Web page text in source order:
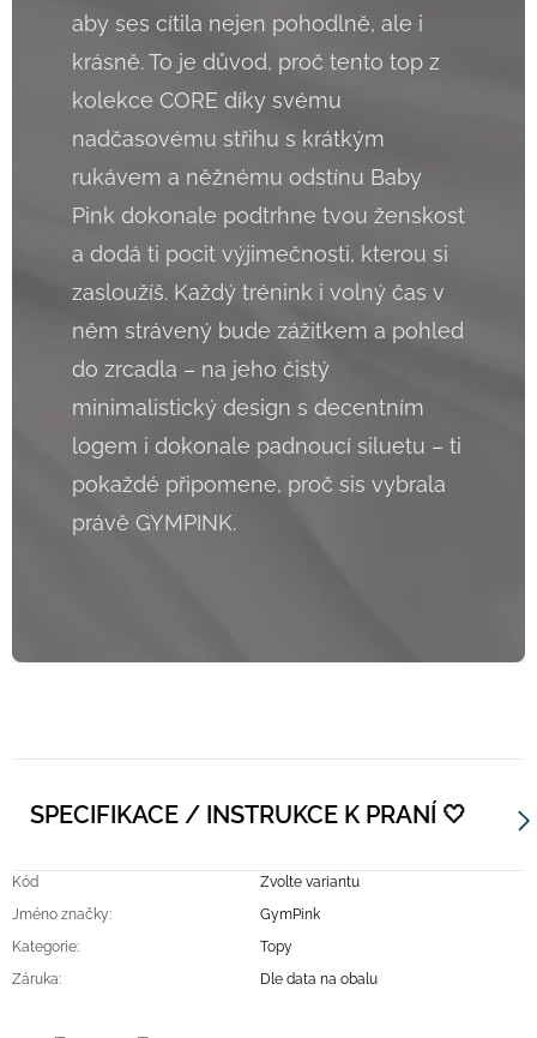
aby ses cítila nejen pohodlně, ale i
krásně. To je důvod, proč tento top z
kolekce CORE díky svému
nadčasovému střihu s krátkým
rukávem a něžnému odstínu Baby
Pink dokonale podtrhne tvou ženskost
a dodá ti pocit výjimečnosti, kterou si
zasloužíš. Každý trénink i volný čas v
něm strávený bude zážitkem a pohled
do zrcadla – na jeho čistý
minimalistický design s decentním
logem i dokonale padnoucí siluetu – ti
pokaždé připomene, proč sis vybrala
právě GYMPINK.
SPECIFIKACE / INSTRUKCE K PRANÍ 🤍
Kód
Zvolte variantu
Jméno značky:
GymPink
Kategorie:
Topy
Záruka: Dle data na obalu